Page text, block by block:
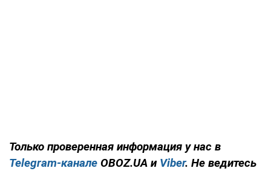
Только проверенная информация у нас в
Telegram-канале OBOZ.UA и Viber. Не ведитесь